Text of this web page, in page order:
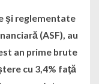
şi reglementate
(ASF), au
an prime brute
cu 3,4% faţă